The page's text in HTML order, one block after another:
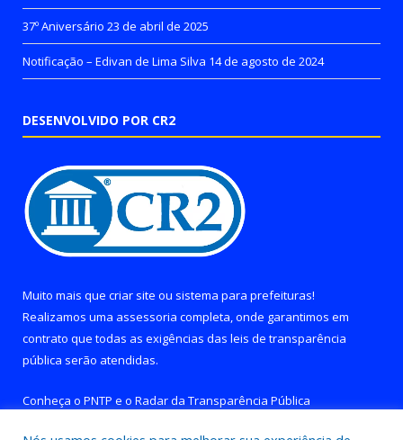
37º Aniversário 23 de abril de 2025
Notificação – Edivan de Lima Silva 14 de agosto de 2024
DESENVOLVIDO POR CR2
Muito mais que criar site ou sistema para prefeituras!
Realizamos uma assessoria completa, onde garantimos em
contrato que todas as exigências das leis de transparência
pública serão atendidas.
Conheça o PNTP e o Radar da Transparência Pública